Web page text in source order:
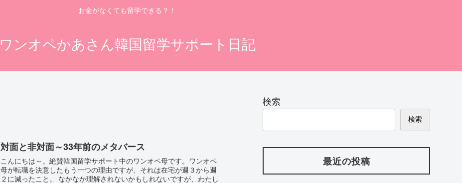
お金がなくても留学できる？！
ワンオペかあさん韓国留学サポート日記
対面と非対面～33年前のメタバース
こんにちは～。絶賛韓国留学サポート中のワンオペ母です。ワンオペ
母が転職を決意したもう一つの理由ですが、それは在宅が週３から週
２に減ったこと。 なかなか理解されないかもしれないですが、わたし
検索
検索
最近の投稿